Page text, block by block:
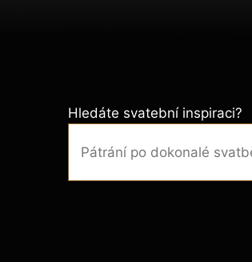
Hledáte svatební inspiraci?